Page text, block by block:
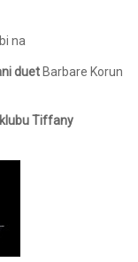
na
duet Barbare Korun
Tiffany